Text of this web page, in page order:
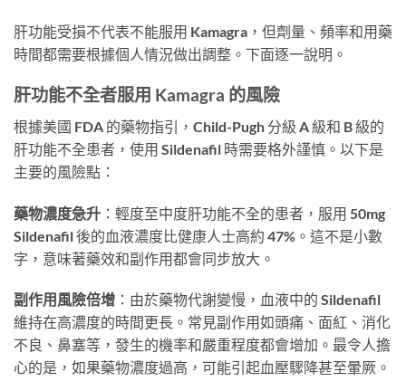
肝功能受損不代表不能服用 Kamagra，但劑量、頻率和用藥
時間都需要根據個人情況做出調整。下面逐一說明。
肝功能不全者服用 Kamagra 的風險
根據美國 FDA 的藥物指引，Child-Pugh 分級 A 級和 B 級的
肝功能不全患者，使用 Sildenafil 時需要格外謹慎。以下是
主要的風險點：
藥物濃度急升 ：輕度至中度肝功能不全的患者，服用 50mg
Sildenafil 後的血液濃度比健康人士高約 47%。這不是小數
字，意味著藥效和副作用都會同步放大。
副作用風險倍增 ：由於藥物代謝變慢，血液中的 Sildenafil
維持在高濃度的時間更長。常見副作用如頭痛、面紅、消化
不良、鼻塞等，發生的機率和嚴重程度都會增加。最令人擔
心的是，如果藥物濃度過高，可能引起血壓驟降甚至暈厥。